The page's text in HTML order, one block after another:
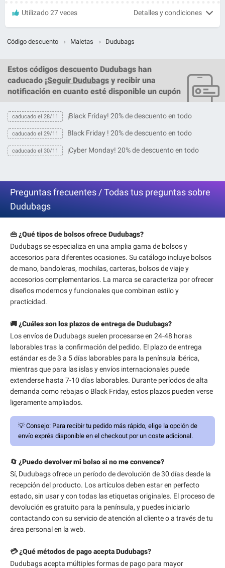
Utilizado 27 veces Detalles y condiciones
Código descuento › Maletas › Dudubags
Estos códigos descuento Dudubags han
caducado ¡Seguir Dudubags y recibir una
notificación en cuanto esté disponible un cupón
caducado el 28/11 ¡Black Friday! 20% de descuento en todo
caducado el 29/11 Black Friday ! 20% de descuento en todo
caducado el 30/11 ¡Cyber Monday! 20% de descuento en todo
Preguntas frecuentes / Todas tus preguntas sobre
Dudubags
👜 ¿Qué tipos de bolsos ofrece Dudubags?
Dudubags se especializa en una amplia gama de bolsos y
accesorios para diferentes ocasiones. Su catálogo incluye bolsos
de mano, bandoleras, mochilas, carteras, bolsos de viaje y
accesorios complementarios. La marca se caracteriza por ofrecer
diseños modernos y funcionales que combinan estilo y
practicidad.
🚚 ¿Cuáles son los plazos de entrega de Dudubags?
Los envíos de Dudubags suelen procesarse en 24-48 horas
laborables tras la confirmación del pedido. El plazo de entrega
estándar es de 3 a 5 días laborables para la península ibérica,
mientras que para las islas y envíos internacionales puede
extenderse hasta 7-10 días laborables. Durante períodos de alta
demanda como rebajas o Black Friday, estos plazos pueden verse
ligeramente ampliados.
💡 Consejo: Para recibir tu pedido más rápido, elige la opción de
envío exprés disponible en el checkout por un coste adicional.
🔄 ¿Puedo devolver mi bolso si no me convence?
Sí, Dudubags ofrece un período de devolución de 30 días desde la
recepción del producto. Los artículos deben estar en perfecto
estado, sin usar y con todas las etiquetas originales. El proceso de
devolución es gratuito para la península, y puedes iniciarlo
contactando con su servicio de atención al cliente o a través de tu
área personal en la web.
💳 ¿Qué métodos de pago acepta Dudubags?
Dudubags acepta múltiples formas de pago para mayor